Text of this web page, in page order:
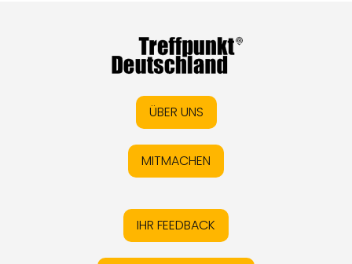
ÜBER UNS
MITMACHEN
IHR FEEDBACK